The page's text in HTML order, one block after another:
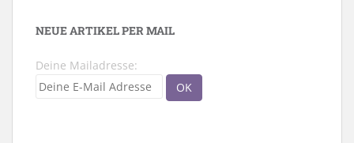
NEUE ARTIKEL PER MAIL
Deine Mailadresse: